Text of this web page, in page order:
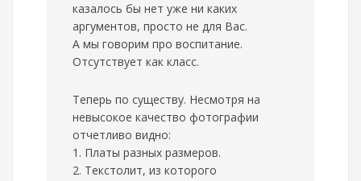
казалось бы нет уже ни каких
аргументов, просто не для Вас.
А мы говорим про воспитание.
Отсутствует как класс.
Теперь по существу. Несмотря на
невысокое качество фотографии
отчетливо видно:
1. Платы разных размеров.
2. Текстолит, из которого